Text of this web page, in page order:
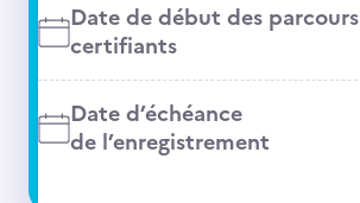
Date de début des parcours
certifiants
Date d’échéance
de l’enregistrement